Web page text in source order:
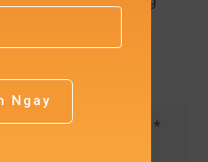
* DỊCHVỤ – 0.32 *
Ngay